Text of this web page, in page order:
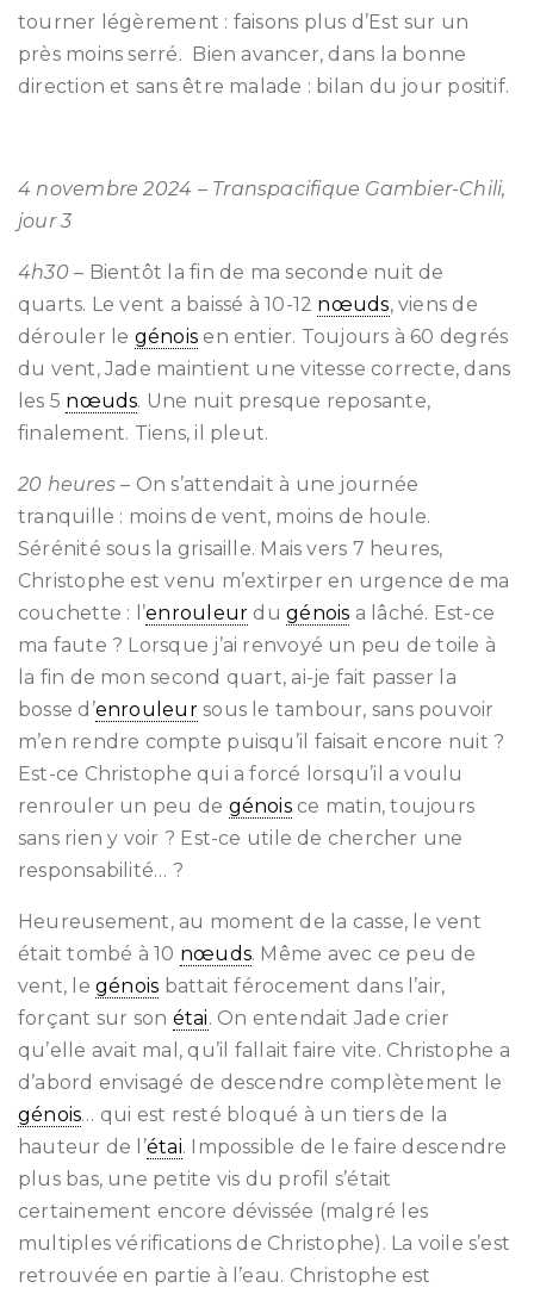
tourner légèrement : faisons plus d’Est sur un
près moins serré. Bien avancer, dans la bonne
direction et sans être malade : bilan du jour positif.
4 novembre 2024 – Transpacifique Gambier-Chili,
jour 3
4h30 – Bientôt la fin de ma seconde nuit de
quarts. Le vent a baissé à 10-12 nœuds, viens de
dérouler le génois en entier. Toujours à 60 degrés
du vent, Jade maintient une vitesse correcte, dans
les 5 nœuds. Une nuit presque reposante,
finalement. Tiens, il pleut.
20 heures – On s’attendait à une journée
tranquille : moins de vent, moins de houle.
Sérénité sous la grisaille. Mais vers 7 heures,
Christophe est venu m’extirper en urgence de ma
couchette : l’enrouleur dugénois a lâché. Est-ce
ma faute ? Lorsque j’ai renvoyé un peu de toile à
la fin de mon second quart, ai-je fait passer la
bosse d’enrouleursous le tambour, sans pouvoir
m’en rendre compte puisqu’il faisait encore nuit ?
Est-ce Christophe qui a forcé lorsqu’il a voulu
renrouler un peu de génoisce matin, toujours
sans rien y voir ? Est-ce utile de chercher une
responsabilité… ?
Heureusement, au moment de la casse, le vent
était tombé à 10 nœuds. Même avec ce peu de
vent, legénois battait férocement dans l’air,
forçant sur son étai. On entendait Jade crier
qu’elle avait mal, qu’il fallait faire vite. Christophe a
d’abord envisagé de descendre complètement le
génois… qui est resté bloqué à un tiers de la
hauteur de l’étai. Impossible de le faire descendre
plus bas, une petite vis du profil s’était
certainement encore dévissée (malgré les
multiples vérifications de Christophe). La voile s’est
retrouvée en partie à l’eau. Christophe est